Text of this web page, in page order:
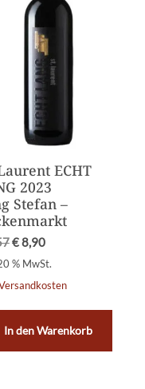
ECHT
2023
Stefan –
€8,90
% MwSt.
In den Warenkorb